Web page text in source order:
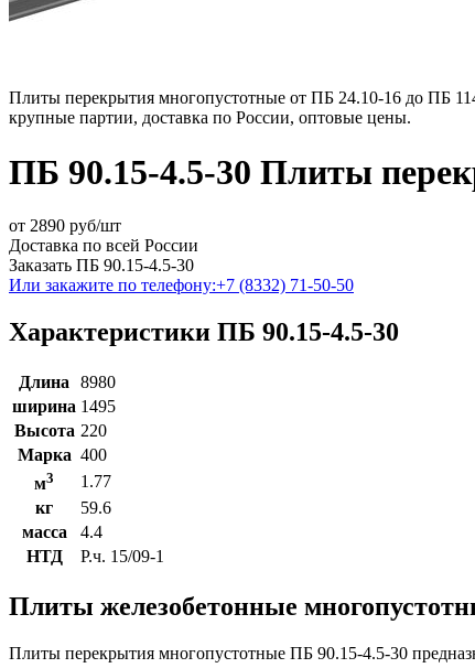
Плиты перекрытия многопустотные от ПБ 24.10-16 до ПБ
крупные партии, доставка по России, оптовые цены.
ПБ 90.15-4.5-30 Плиты
от 2890 руб/шт
Доставка по всей России
Заказать ПБ 90.15-4.5-30
Или закажите по телефону:+7 (8332) 71-50-50
Характеристики ПБ 90.15-4.5-30
Длина
8980
ширина 1495
Высота 220
Марка 400
м3
1.77
кг
59.6
масса
4.4
НТД
Р.ч. 15/09-1
Плиты железобетонные
Плиты перекрытия многопустотные ПБ 90.15-4.5-30